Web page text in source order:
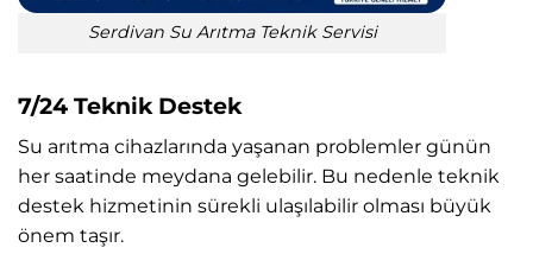
Serdivan Su Arıtma Teknik Servisi
7/24 Teknik Destek
Su arıtma cihazlarında yaşanan problemler günün
her saatinde meydana gelebilir. Bu nedenle teknik
destek hizmetinin sürekli ulaşılabilir olması büyük
önem taşır.